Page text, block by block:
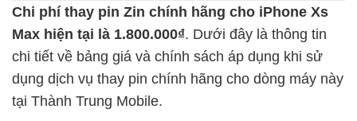
Chi phí thay pin Zin chính hãng cho iPhone Xs
Max hiện tại là 1.800.000₫. Dưới đây là thông tin
chi tiết về bảng giá và chính sách áp dụng khi sử
dụng dịch vụ thay pin chính hãng cho dòng máy này
tại Thành Trung Mobile.